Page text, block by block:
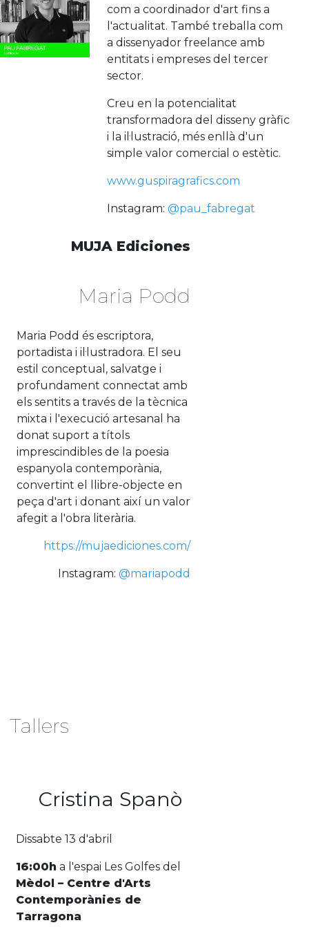
com a coordinador d'art fins a
l'actualitat. També treballa com
a dissenyador freelance amb
entitats i empreses del tercer
sector.
Creu en la potencialitat
transformadora del disseny gràfic
i la il·lustració, més enllà d'un
simple valor comercial o estètic.
www.guspiragrafics.com
Instagram:@pau_fabregat
MUJA Ediciones
Maria Podd
Maria Podd és escriptora,
portadista i il·lustradora. El seu
estil conceptual, salvatge i
profundament connectat amb
els sentits a través de la tècnica
mixta i l'execució artesanal ha
donat suport a títols
imprescindibles de la poesia
espanyola contemporània,
convertint el llibre-objecte en
peça d'art i donant així un valor
afegit a l'obra literària.
https://mujaediciones.com/
Instagram:@mariapodd
Tallers
Cristina Spanò
Dissabte 13 d'abril
16:00h a l'espai Les Golfes del
Mèdol – Centre d'Arts
Contemporànies de
Tarragona